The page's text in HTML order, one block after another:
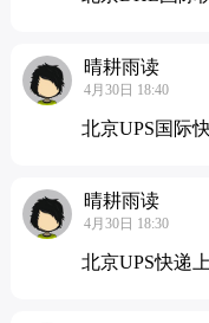
晴耕雨读
4月30日 18:40
北京UPS国际
晴耕雨读
4月30日 18:30
北京UPS快递